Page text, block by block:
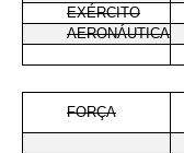
EXÉRCITO
AERONÁUTICA
FORÇA